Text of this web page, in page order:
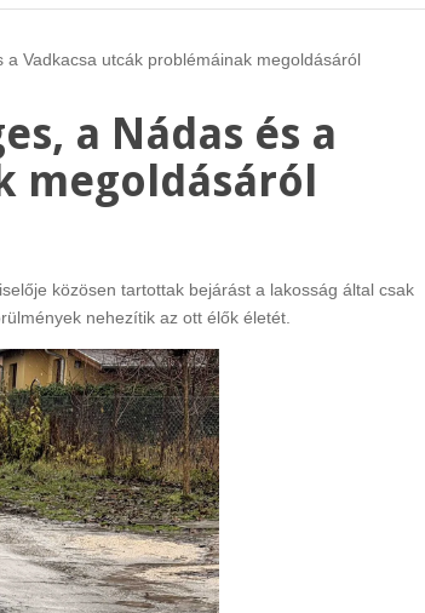
Vadkacsa utcák problémáinak megoldásáról
a Nádas és a
megoldásáról
közösen tartottak bejárást a lakosság által csak
nehezítik az ott élők életét.